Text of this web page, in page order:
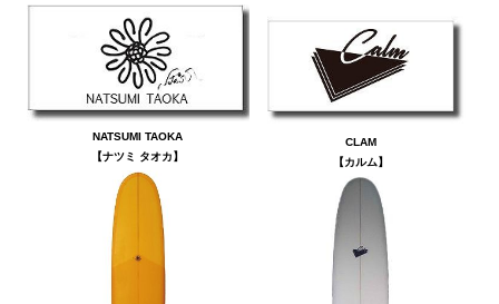
NATSUMI TAOKA
【ナツミ タオカ】
CLAM
【カルム】